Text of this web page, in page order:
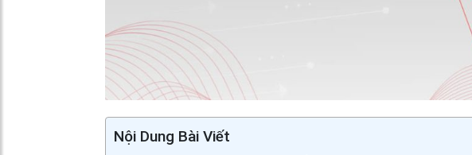
Nội Dung Bài Viết